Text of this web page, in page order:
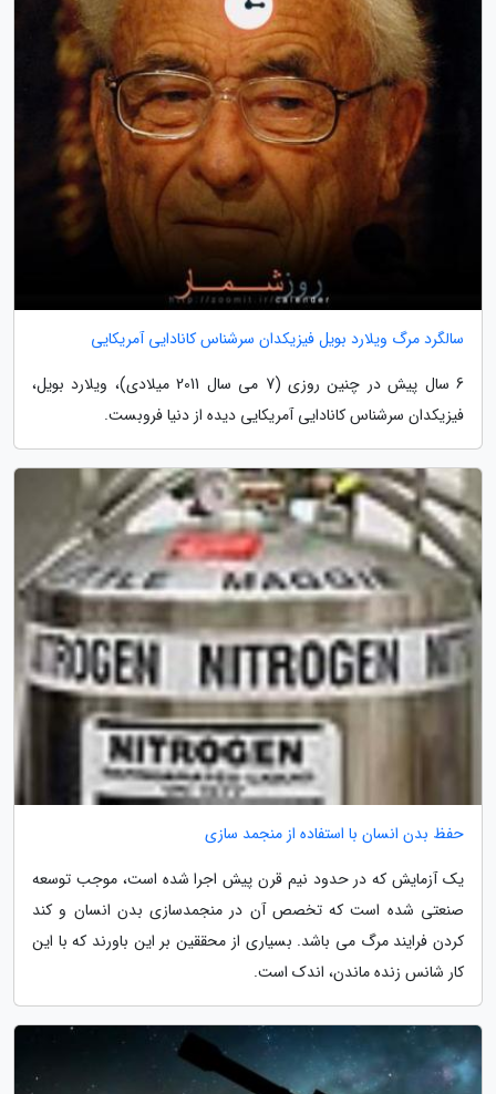
سالگرد مرگ ویلارد بویل فیزیکدان سرشناس کانادایی آمریکایی
6 سال پیش در چنین روزی (7 می سال 2011 میلادی)، ویلارد بویل،
فیزیکدان سرشناس کانادایی آمریکایی دیده از دنیا فروبست.
حفظ بدن انسان با استفاده از منجمد سازی
یک آزمایش که در حدود نیم قرن پیش اجرا شده است، موجب توسعه
صنعتی شده است که تخصص آن در منجمدسازی بدن انسان و کند
کردن فرایند مرگ می باشد. بسیاری از محققین بر این باورند که با این
کار شانس زنده ماندن، اندک است.